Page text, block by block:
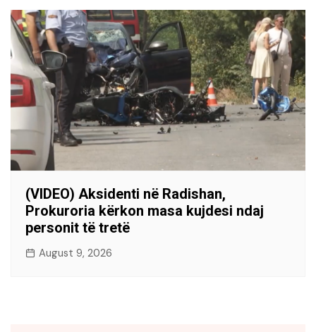
(VIDEO) Aksidenti në Radishan,
Prokuroria kërkon masa kujdesi ndaj
personit të tretë
August 9, 2026